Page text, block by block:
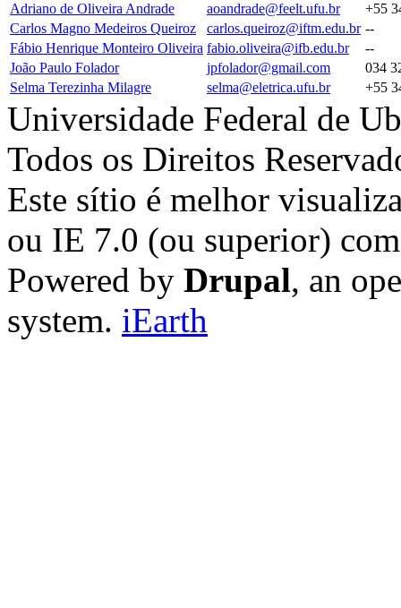
Adriano de Oliveira Andrade
aoandrade@feelt.ufu.br
+55
Carlos Magno Medeiros Queiroz
carlos.queiroz@iftm.edu.br --
Fábio Henrique Monteiro Oliveira fabio.oliveira@ifb.edu.br
--
João Paulo Folador
jpfolador@gmail.com
034
Selma Terezinha Milagre
selma@eletrica.ufu.br +55
Universidade Federal de
Todos os Direitos
Este sítio é melhor
ou IE 7.0 (ou superior)
Powered by Drupal, an
system. iEarth